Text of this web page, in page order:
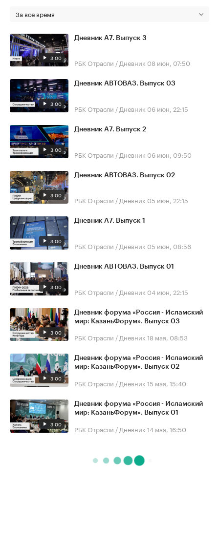
За все время
3:00
Дневник А7. Выпуск 3
РБК Отрасли / Дневник 08 июн, 07:50
3:00
Дневник АВТОВАЗ. Выпуск 03
РБК Отрасли / Дневник 06 июн, 22:15
3:00
Дневник А7. Выпуск 2
РБК Отрасли / Дневник 06 июн, 09:50
3:00
Дневник АВТОВАЗ. Выпуск 02
РБК Отрасли / Дневник 05 июн, 22:15
3:00
Дневник А7. Выпуск 1
РБК Отрасли / Дневник 05 июн, 08:56
3:00
Дневник АВТОВАЗ. Выпуск 01
РБК Отрасли / Дневник 04 июн, 22:15
3:00
Дневник форума «Россия - Исламский
мир: КазаньФорум». Выпуск 03
РБК Отрасли / Дневник 18 мая, 08:53
3:00
Дневник форума «Россия - Исламский
мир: КазаньФорум». Выпуск 02
РБК Отрасли / Дневник 15 мая, 15:40
3:00
Дневник форума «Россия - Исламский
мир: КазаньФорум». Выпуск 01
РБК Отрасли / Дневник 14 мая, 16:50